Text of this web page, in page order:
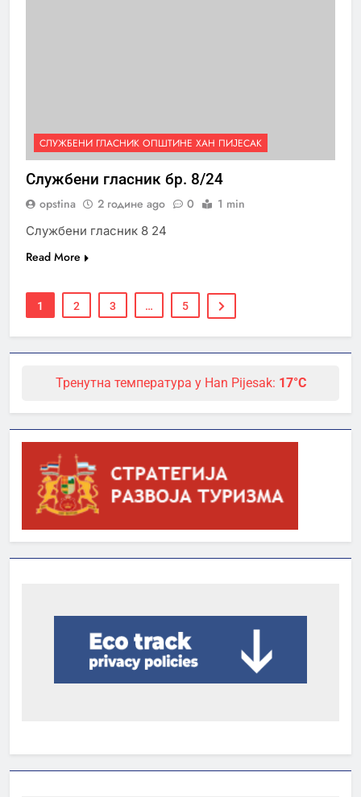
СЛУЖБЕНИ ГЛАСНИК ОПШТИНЕ ХАН ПИЈЕСАК
Службени гласник бр. 8/24
opstina 2 године ago 0 1 min
Службени гласник 8 24
Read More
1 2 3 … 5
Тренутна температура у Han Pijesak: 17°C